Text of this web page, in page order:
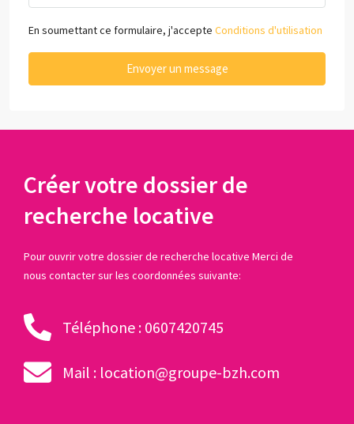
En soumettant ce formulaire, j'accepte Conditions d'utilisation
Envoyer un message
Créer votre dossier de
recherche locative
Pour ouvrir votre dossier de recherche locative Merci de
nous contacter sur les coordonnées suivante:
Téléphone : 0607420745
Mail : location@groupe-bzh.com